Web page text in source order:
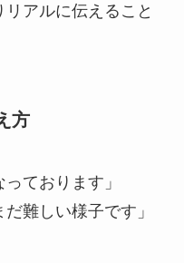
アルに伝えること
方
ております」
難しい様子です」